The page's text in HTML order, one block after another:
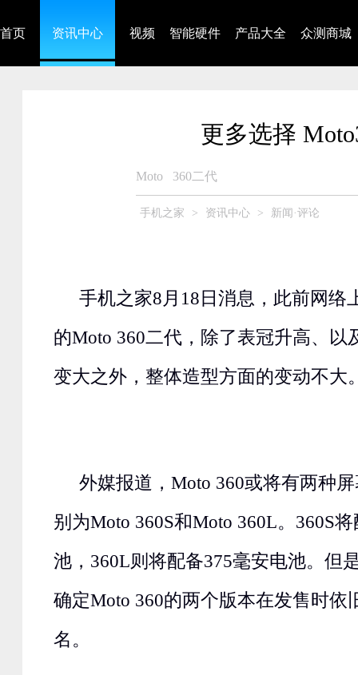
首页 资讯中心 视频 智能硬件 产品大全 众测商城
更多选择
Moto 360二代
手机之家 > 资讯中心 > 新闻·评论
手机之家8月18日消息，此前网络
的Moto 360二代，除了表冠升高、以
变大之外，整体造型方面的变动不大
外媒报道，Moto 360或将有两种
别为Moto 360S和Moto 360L。360S
池，360L则将配备375毫安电池。但
确定Moto 360的两个版本在发售时依
名。